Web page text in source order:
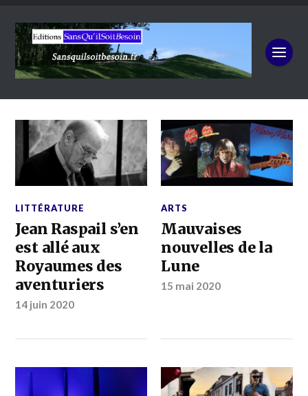
LITTÉRATURE
Jean Raspail s’en
est allé aux
Royaumes des
aventuriers
14 juin 2020
ARTS
Mauvaises
nouvelles de la
Lune
15 mai 2020